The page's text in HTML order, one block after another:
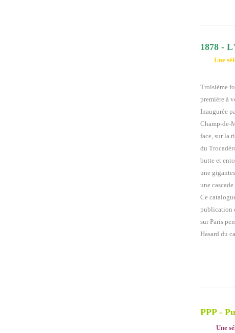
1878 -
Une
Troisième
première à
Inaugurée
Champ-de-
face, sur la
du
butte et
une
une
Ce
publication
sur Paris
Hasard du
PPP -
Une